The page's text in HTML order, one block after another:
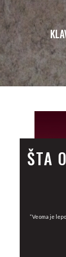
ŠTA
“Veoma je